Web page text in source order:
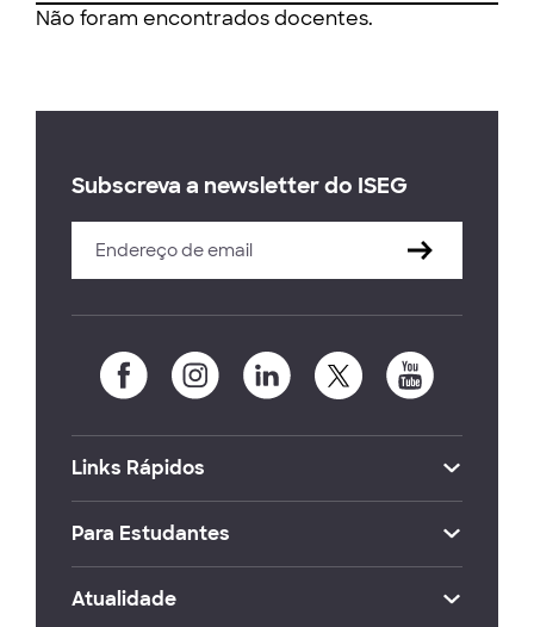
Não foram encontrados docentes.
Subscreva a newsletter do ISEG
Links Rápidos
Para Estudantes
Atualidade